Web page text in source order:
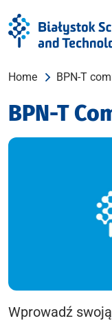
Home BPN-T
BPN-T
Wprowadź